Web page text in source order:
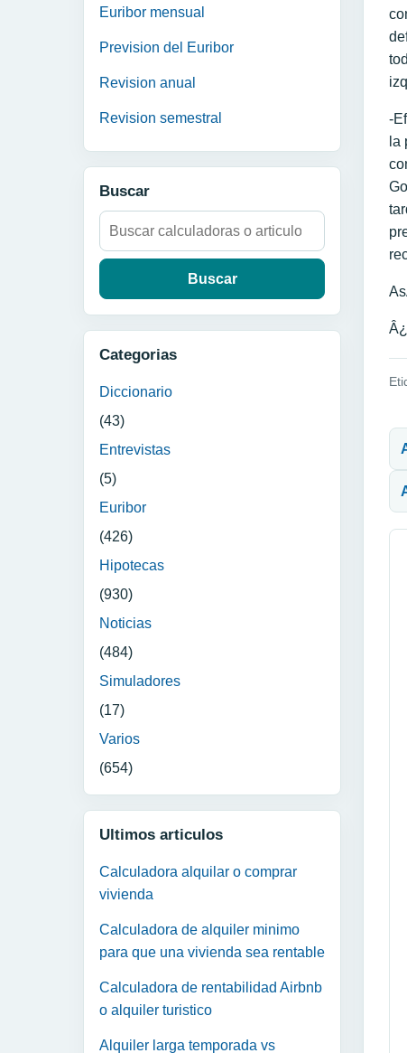
Euribor mensual
Prevision del Euribor
Revision anual
Revision semestral
Buscar
Buscar:
Categorias
Diccionario
(43)
Entrevistas
(5)
Euribor
(426)
Hipotecas
(930)
Noticias
(484)
Simuladores
(17)
Varios
(654)
Ultimos articulos
Calculadora alquilar o comprar
vivienda
Calculadora de alquiler minimo
para que una vivienda sea rentable
Calculadora de rentabilidad Airbnb
o alquiler turistico
Alquiler larga temporada vs
-
la